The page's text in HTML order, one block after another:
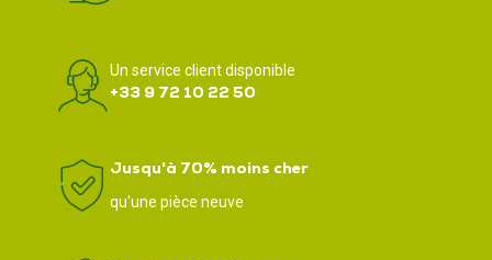
Un service client disponible
+33 9 72 10 22 50
Jusqu'à 70% moins cher
qu'une pièce neuve